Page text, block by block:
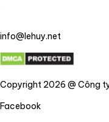
info@lehuy.net
Copyright 2026 @ Công
Facebook